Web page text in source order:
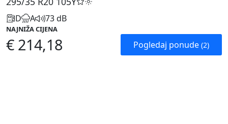
D A 73 dB
NAJNIŽA CIJENA
€ 214,18 Pogledaj ponude (2)